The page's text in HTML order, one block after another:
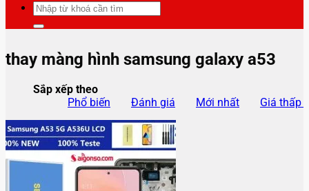
Tìm
kiếm:
thay màng hình samsung galaxy a53
Sắp xếp theo
Phổ biến
Đánh giá Mới nhất Giá thấp